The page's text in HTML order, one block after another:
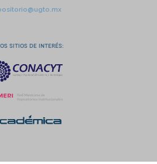
sitios de interés: